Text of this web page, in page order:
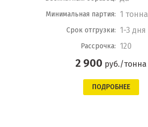
Минимальная партия: 1 тонна
Срок отгрузки: 1-3 дня
Рассрочка: 120
2 900 руб./тонна
ПОДРОБНЕЕ